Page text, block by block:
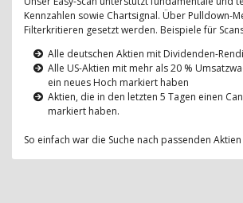
Kennzahlen sowie Chartsignal. Über Pulldown-
Filterkritieren gesetzt werden. Beispiele für
Alle deutschen Aktien mit Dividenden-
Alle US-Aktien mit mehr als 20 %
ein neues Hoch markiert haben
Aktien, die in den letzten 5 Tagen einen
markiert haben.
So einfach war die Suche nach passenden